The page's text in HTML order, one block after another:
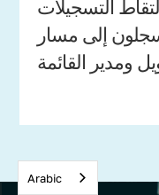
التسجيلات
إلى مسار
Arabic